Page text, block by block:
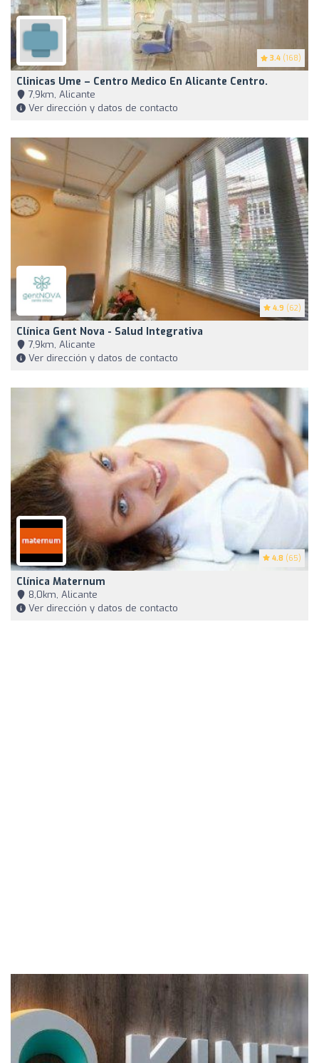
3.4 (168)
Clinicas Ume – Centro Medico En Alicante Centro.
7,9km, Alicante
Ver dirección y datos de contacto
4.9 (62)
Clínica Gent Nova - Salud Integrativa
7,9km, Alicante
Ver dirección y datos de contacto
4.8 (65)
Clínica Maternum
8,0km, Alicante
Ver dirección y datos de contacto